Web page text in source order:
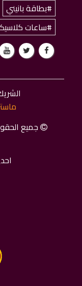
#بطاقة بانيني
#ساعات
جميع